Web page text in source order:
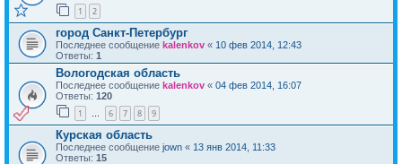
1 2
город Санкт-Петербург
Последнее сообщение kalenkov « 10 фев 2014, 12:43
Ответы: 1
Вологодская область
Последнее сообщение kalenkov « 04 фев 2014, 16:07
Ответы: 120
1 … 6 7 8 9
Курская область
Последнее сообщение jown « 13 янв 2014, 11:33
Ответы: 15